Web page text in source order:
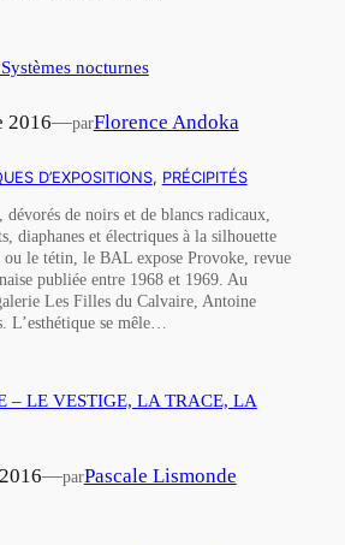
nocturnes
2016—parFlorence Andoka
D’EXPOSITIONS, PRÉCIPITÉS
dévorés de noirs et de blancs radicaux,
diaphanes et électriques à la silhouette
ou le tétin, le BAL expose Provoke, revue
publiée entre 1968 et 1969. Au
Les Filles du Calvaire, Antoine
L’esthétique se mêle…
– LE VESTIGE, LA TRACE, LA
—parPascale Lismonde